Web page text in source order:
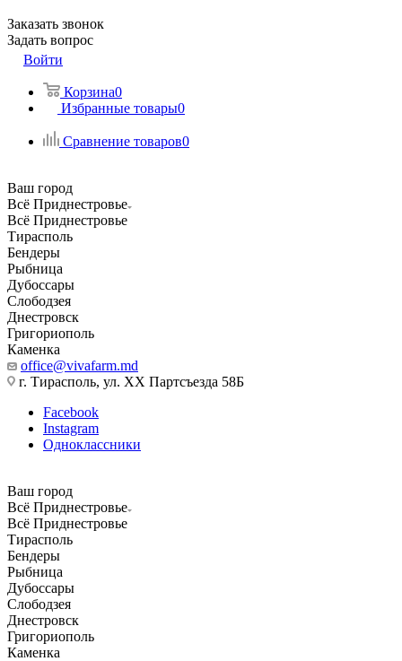
Заказать звонок
Задать вопрос
Войти
Корзина0
Избранные товары0
Сравнение товаров0
Ваш город
Всё Приднестровье
Всё Приднестровье
Тирасполь
Бендеры
Рыбница
Дубоссары
Слободзея
Днестровск
Григориополь
Каменка
office@vivafarm.md
г. Тирасполь, ул. ХХ Партсъезда 58Б
Facebook
Instagram
Одноклассники
Ваш город
Всё Приднестровье
Всё Приднестровье
Тирасполь
Бендеры
Рыбница
Дубоссары
Слободзея
Днестровск
Григориополь
Каменка